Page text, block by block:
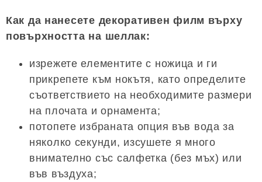
Как да нанесете декоративен филм върху
повърхността на шеллак:
изрежете елементите с ножица и ги
прикрепете към нокътя, като определите
съответствието на необходимите размери
на плочата и орнамента;
потопете избраната опция във вода за
няколко секунди, изсушете я много
внимателно със салфетка (без мъх) или
във въздуха;